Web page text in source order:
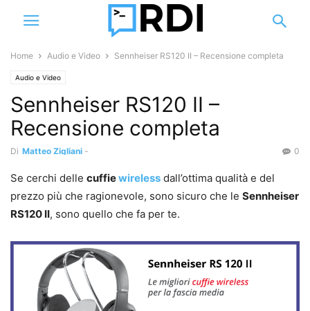
Home Audio e Video Sennheiser RS120 II – Recensione completa
Audio e Video
Sennheiser RS120 II –
Recensione completa
Di Matteo Zigliani - 0
Se cerchi delle cuffiewireless dall’ottima qualità e del
prezzo più che ragionevole, sono sicuro che le Sennheiser
RS120 II, sono quello che fa per te.